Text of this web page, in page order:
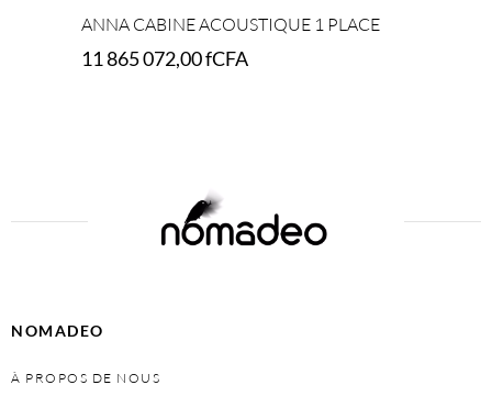
ANNA CABINE ACOUSTIQUE 1 PLACE
11 865 072,00fCFA
NOMADEO
À PROPOS DE NOUS